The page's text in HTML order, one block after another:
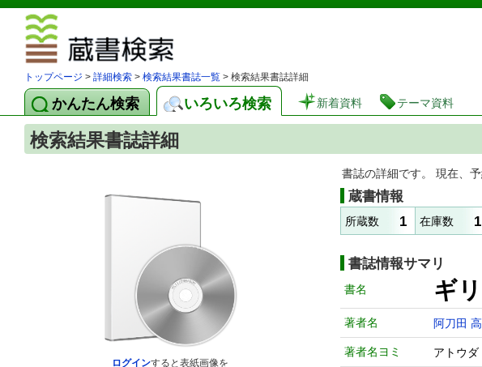
トップページ > 詳細検索 > 検索結果書誌一覧 > 検索結果書誌詳細
かんたん検索 いろいろ検索 新着資料 テーマ資料
検索結果書誌詳細
ログインすると表紙画像を
書誌の詳細です。 現在、
蔵書情報
所蔵数 1 在庫数 1
書誌情報サマリ
書名 ギ
著者名 阿刀田
著者名ヨミ アトウダ